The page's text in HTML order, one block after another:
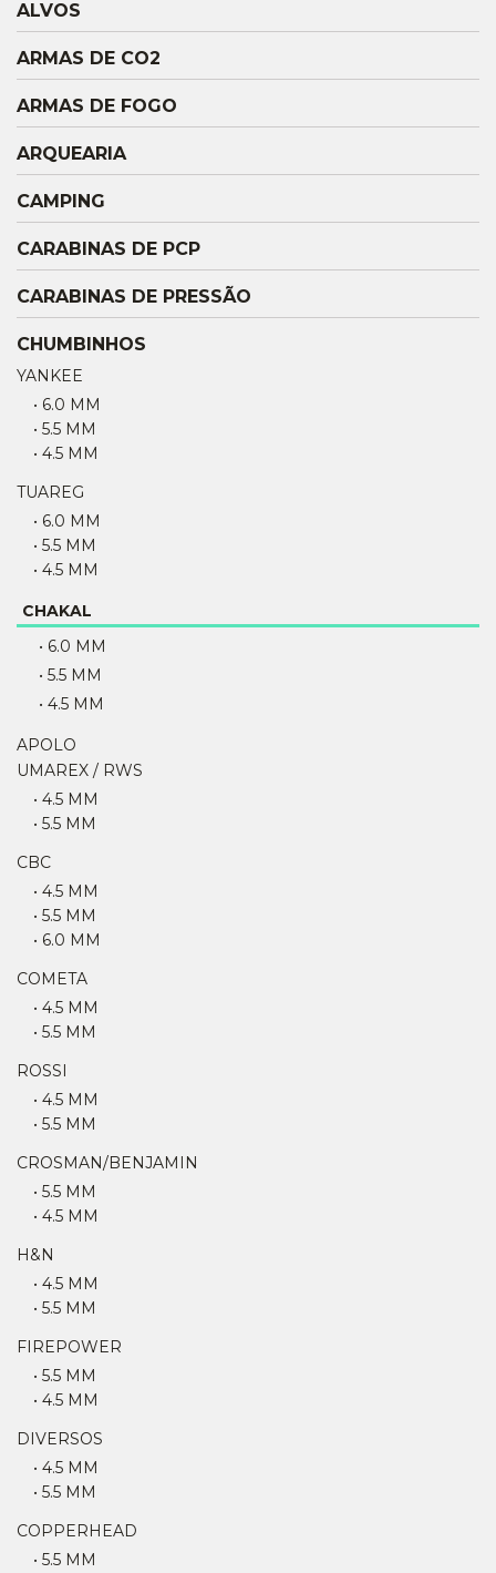
ALVOS
ARMAS DE CO2
ARMAS DE FOGO
ARQUEARIA
CAMPING
CARABINAS DE PCP
CARABINAS DE PRESSÃO
CHUMBINHOS
YANKEE
• 6.0 MM
• 5.5 MM
• 4.5 MM
TUAREG
• 6.0 MM
• 5.5 MM
• 4.5 MM
CHAKAL
• 6.0 MM
• 5.5 MM
• 4.5 MM
APOLO
UMAREX / RWS
• 4.5 MM
• 5.5 MM
CBC
• 4.5 MM
• 5.5 MM
• 6.0 MM
COMETA
• 4.5 MM
• 5.5 MM
ROSSI
• 4.5 MM
• 5.5 MM
CROSMAN/BENJAMIN
• 5.5 MM
• 4.5 MM
H&N
• 4.5 MM
• 5.5 MM
FIREPOWER
• 5.5 MM
• 4.5 MM
DIVERSOS
• 4.5 MM
• 5.5 MM
COPPERHEAD
• 5.5 MM